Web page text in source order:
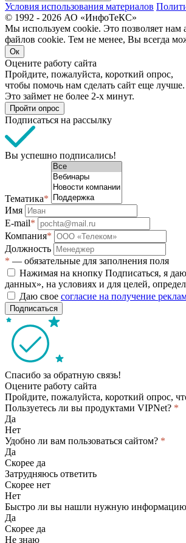
Условия использования материалов
© 1992 - 2026 АО «ИнфоТеКС»
Мы используем cookie. Это позволяет нам
файлов cookie. Тем не менее, Вы всегда
Ок
Оцените работу сайта
Пройдите, пожалуйста, короткий опрос,
чтобы помочь нам сделать сайт еще лучше.
Это займет не более 2-х минут.
Пройти опрос
Подписаться на рассылку
Вы успешно подписались!
Тематика*
Имя
E-mail*
Компания*
Должность
* — обязательные для заполнения поля
Нажимая на кнопку Подписаться, я
данных», на условиях и для целей,
Даю свое согласие на получение
Подписаться
Спасибо за обратную связь!
Оцените работу сайта
Пройдите, пожалуйста, короткий опрос,
Пользуетесь ли вы продуктами VIPNet? *
Да
Нет
Удобно ли вам пользоваться сайтом? *
Да
Скорее да
Затрудняюсь ответить
Скорее нет
Нет
Быстро ли вы нашли нужную
Да
Скорее да
Не знаю